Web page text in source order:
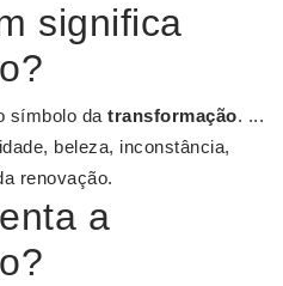
significa
símbolo da transformação. ...
beleza, inconstância,
renovação.
a